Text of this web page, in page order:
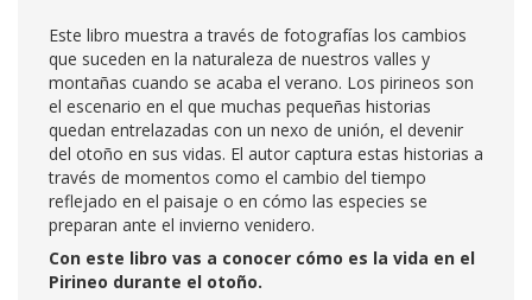
Este libro muestra a través de fotografías los cambios
que suceden en la naturaleza de nuestros valles y
montañas cuando se acaba el verano. Los pirineos son
el escenario en el que muchas pequeñas historias
quedan entrelazadas con un nexo de unión, el devenir
del otoño en sus vidas. El autor captura estas historias a
través de momentos como el cambio del tiempo
reflejado en el paisaje o en cómo las especies se
preparan ante el invierno venidero.
Con este libro vas a conocer cómo es la vida en el
Pirineo durante el otoño.